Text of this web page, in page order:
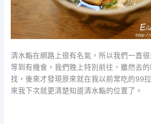
清水鮨在網路上很有名氣，所以我們一直很
等到有機會，我們晚上特別前往，雖然去
找，後來才發現原來就在我以前常吃的99
來我下次就更清楚知道清水鮨的位置了。